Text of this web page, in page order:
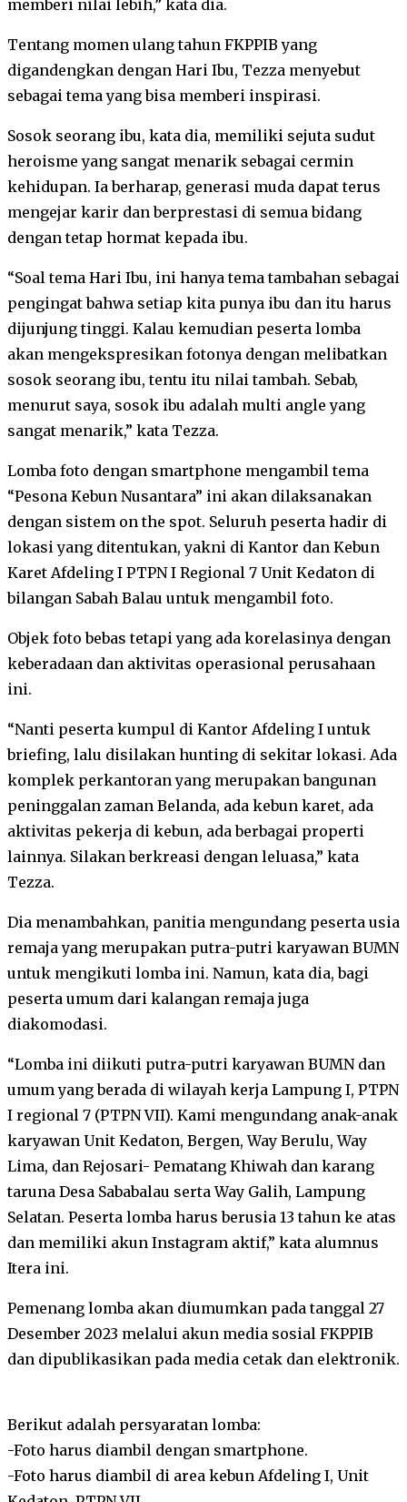
memberi nilai lebih,” kata dia.
Tentang momen ulang tahun FKPPIB yang
digandengkan dengan Hari Ibu, Tezza menyebut
sebagai tema yang bisa memberi inspirasi.
Sosok seorang ibu, kata dia, memiliki sejuta sudut
heroisme yang sangat menarik sebagai cermin
kehidupan. Ia berharap, generasi muda dapat terus
mengejar karir dan berprestasi di semua bidang
dengan tetap hormat kepada ibu.
“Soal tema Hari Ibu, ini hanya tema tambahan sebagai
pengingat bahwa setiap kita punya ibu dan itu harus
dijunjung tinggi. Kalau kemudian peserta lomba
akan mengekspresikan fotonya dengan melibatkan
sosok seorang ibu, tentu itu nilai tambah. Sebab,
menurut saya, sosok ibu adalah multi angle yang
sangat menarik,” kata Tezza.
Lomba foto dengan smartphone mengambil tema
“Pesona Kebun Nusantara” ini akan dilaksanakan
dengan sistem on the spot. Seluruh peserta hadir di
lokasi yang ditentukan, yakni di Kantor dan Kebun
Karet Afdeling I PTPN I Regional 7 Unit Kedaton di
bilangan Sabah Balau untuk mengambil foto.
Objek foto bebas tetapi yang ada korelasinya dengan
keberadaan dan aktivitas operasional perusahaan
ini.
“Nanti peserta kumpul di Kantor Afdeling I untuk
briefing, lalu disilakan hunting di sekitar lokasi. Ada
komplek perkantoran yang merupakan bangunan
peninggalan zaman Belanda, ada kebun karet, ada
aktivitas pekerja di kebun, ada berbagai properti
lainnya. Silakan berkreasi dengan leluasa,” kata
Tezza.
Dia menambahkan, panitia mengundang peserta usia
remaja yang merupakan putra-putri karyawan BUMN
untuk mengikuti lomba ini. Namun, kata dia, bagi
peserta umum dari kalangan remaja juga
diakomodasi.
“Lomba ini diikuti putra-putri karyawan BUMN dan
umum yang berada di wilayah kerja Lampung I, PTPN
I regional 7 (PTPN VII). Kami mengundang anak-anak
karyawan Unit Kedaton, Bergen, Way Berulu, Way
Lima, dan Rejosari- Pematang Khiwah dan karang
taruna Desa Sababalau serta Way Galih, Lampung
Selatan. Peserta lomba harus berusia 13 tahun ke atas
dan memiliki akun Instagram aktif,” kata alumnus
Itera ini.
Pemenang lomba akan diumumkan pada tanggal 27
Desember 2023 melalui akun media sosial FKPPIB
dan dipublikasikan pada media cetak dan elektronik.
Berikut adalah persyaratan lomba:
-Foto harus diambil dengan smartphone.
-Foto harus diambil di area kebun Afdeling I, Unit